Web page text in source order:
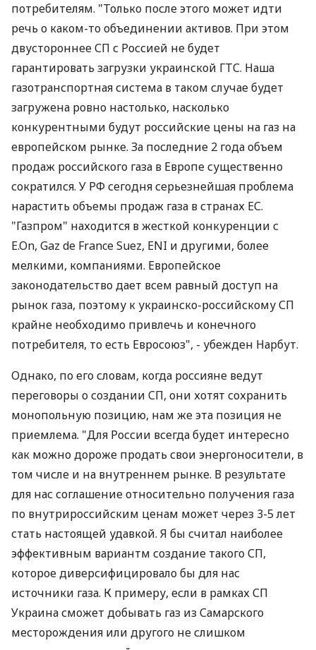
потребителям. "Только после этого может идти
речь о каком-то объединении активов. При этом
двустороннее СП с Россией не будет
гарантировать загрузки украинской ГТС. Наша
газотранспортная система в таком случае будет
загружена ровно настолько, насколько
конкурентными будут российские цены на газ на
европейском рынке. За последние 2 года объем
продаж российского газа в Европе существенно
сократился. У РФ сегодня серьезнейшая проблема
нарастить объемы продаж газа в странах ЕС.
"Газпром" находится в жесткой конкуренции с
E.On, Gaz de France Suez, ENI и другими, более
мелкими, компаниями. Европейское
законодательство дает всем равный доступ на
рынок газа, поэтому к украинско-российскому СП
крайне необходимо привлечь и конечного
потребителя, то есть Евросоюз", - убежден Нарбут.
Однако, по его словам, когда россияне ведут
переговоры о создании СП, они хотят сохранить
монопольную позицию, нам же эта позиция не
приемлема. "Для России всегда будет интересно
как можно дороже продать свои энергоносители, в
том числе и на внутреннем рынке. В результате
для нас соглашение относительно получения газа
по внутрироссийским ценам может через 3-5 лет
стать настоящей удавкой. Я бы считал наиболее
эффективным вариантм создание такого СП,
которое диверсифицировало бы для нас
источники газа. К примеру, если в рамках СП
Украина сможет добывать газ из Самарского
месторождения или другого не слишком